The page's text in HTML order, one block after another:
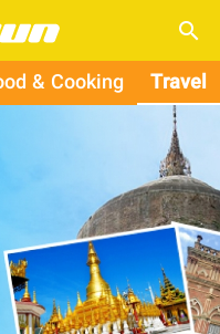
search
& Cooking Travel